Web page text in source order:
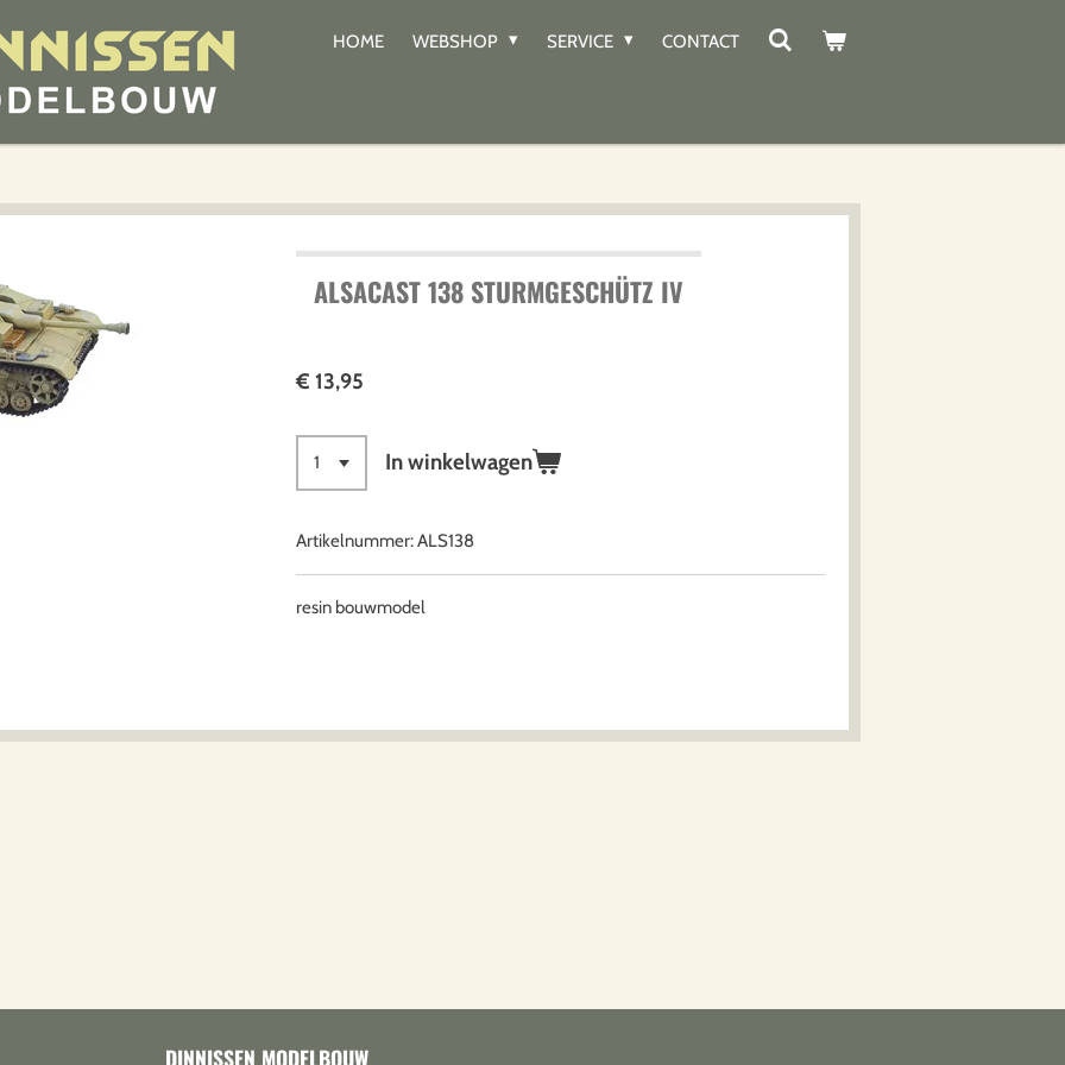
HOME WEBSHOP SERVICE CONTACT
ALSACAST 138 STURMGESCHÜTZ IV
€ 13,95
In winkelwagen
Artikelnummer:ALS138
resin bouwmodel
DINNISSEN MODELBOUW